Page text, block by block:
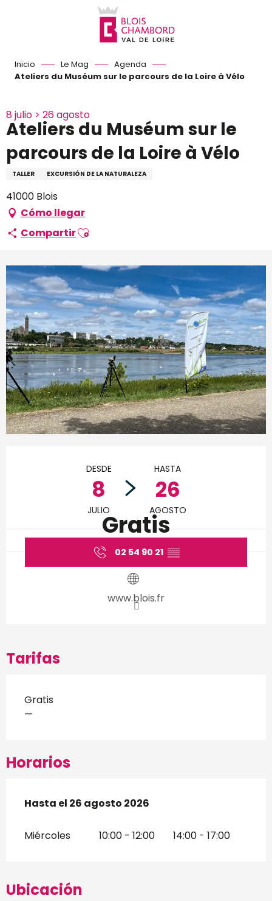
Inicio Le Mag
Agenda
Ateliers du Muséum sur le parcours de la Loire à Vélo
8 julio > 26 agosto
Ateliers du Muséum sur le
parcours de la Loire à Vélo
TALLER EXCURSIÓN DE LA NATURALEZA
41000 Blois
Cómo llegar
CompartirAjouter aux favoris
Horarios y datos de
DESDE
8
JULIO
HASTA
26
AGOSTO
Gratis
02 54 90 21 ▒▒
www.blois.fr
Tarifas
Gratis
—
Horarios
Del8 julio 2026al26 agosto 2026
Hasta el 26 agosto 2026
Miércoles 10:00 - 12:00 14:00 - 17:00
Ubicación